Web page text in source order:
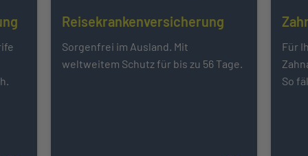
Reisekrankenversicherung
Sorgenfrei im Ausland. Mit
weltweitem Schutz für bis zu 56 Tage.
Mehr über erfahren
Für
So